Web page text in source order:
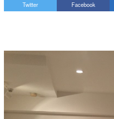
Twitter
Facebook